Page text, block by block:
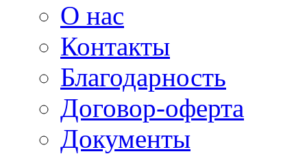
О нас
Контакты
Благодарность
Договор-оферта
Документы